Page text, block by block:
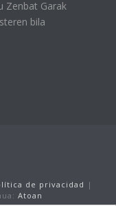
Zenbat Garak
bila
de privacidad |
Atoan